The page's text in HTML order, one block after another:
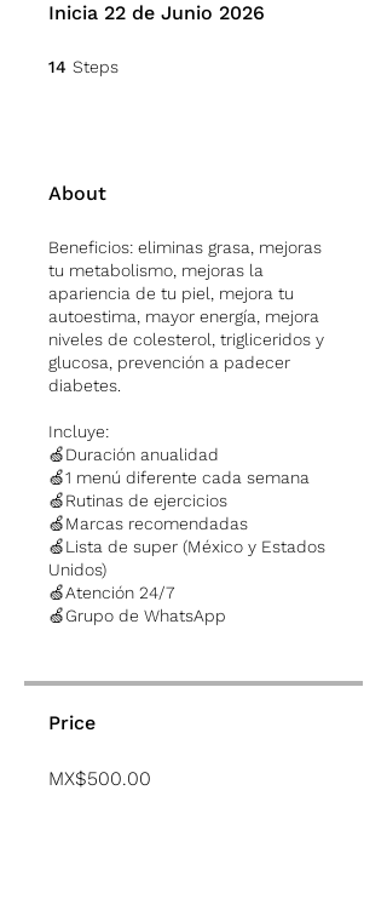
Inicia 22 de Junio 2026
14 Steps
About
Beneficios: eliminas grasa, mejoras
tu metabolismo, mejoras la
apariencia de tu piel, mejora tu
autoestima, mayor energía, mejora
niveles de colesterol, trigliceridos y
glucosa, prevención a padecer
diabetes.
Incluye:
🍏Duración anualidad
🍏1 menú diferente cada semana
🍏Rutinas de ejercicios
🍏Marcas recomendadas
🍏Lista de super (México y Estados
Unidos)
🍏Atención 24/7
🍏Grupo de WhatsApp
Price
MX$500.00